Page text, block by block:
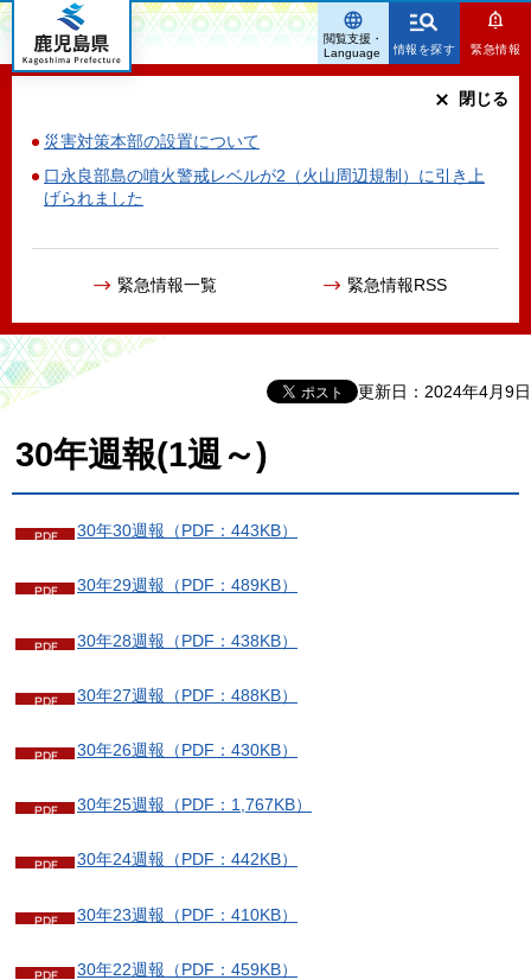
鹿児島県
情報を探す 緊急情報
災害対策本部の設置について
口永良部島の噴火警戒レベルが2（火山周辺規制）に引き上
げられました
緊急情報一覧 緊急情報RSS
閉じる
閲覧支援・
Language
更新日：2024年4月9日
30年週報(1週～)
30年30週報（PDF：443KB）
30年29週報（PDF：489KB）
30年28週報（PDF：438KB）
30年27週報（PDF：488KB）
30年26週報（PDF：430KB）
30年25週報（PDF：1,767KB）
30年24週報（PDF：442KB）
30年23週報（PDF：410KB）
30年22週報（PDF：459KB）